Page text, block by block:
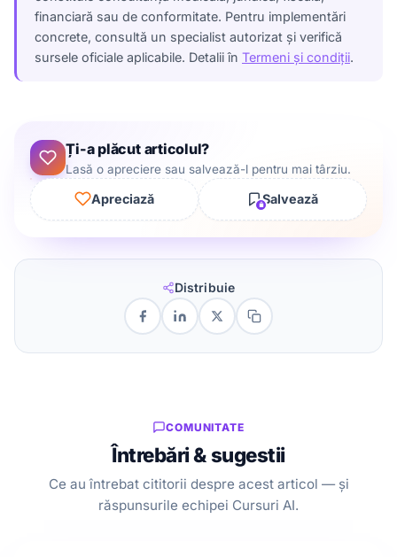
financiară sau de conformitate. Pentru implementări
concrete, consultă un specialist autorizat și verifică
sursele oficiale aplicabile. Detalii în Termeni și condiții.
Ți-a plăcut articolul?
Lasă o apreciere sau salvează-l pentru mai târziu.
Apreciază Salvează
Distribuie
COMUNITATE
Întrebări & sugestii
Ce au întrebat cititorii despre acest articol — și
răspunsurile echipei Cursuri AI.